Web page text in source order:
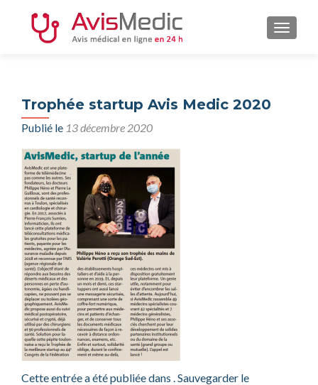
Trophée startup Avis Medic 2020
Publié le 13 décembre 2020
Cette entrée a été publiée dans . Sauvegarder le